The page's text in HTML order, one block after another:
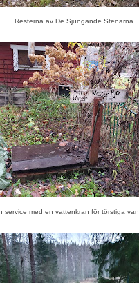
Resterna av De Sjungande Stenarna
service med en vattenkran för törstiga